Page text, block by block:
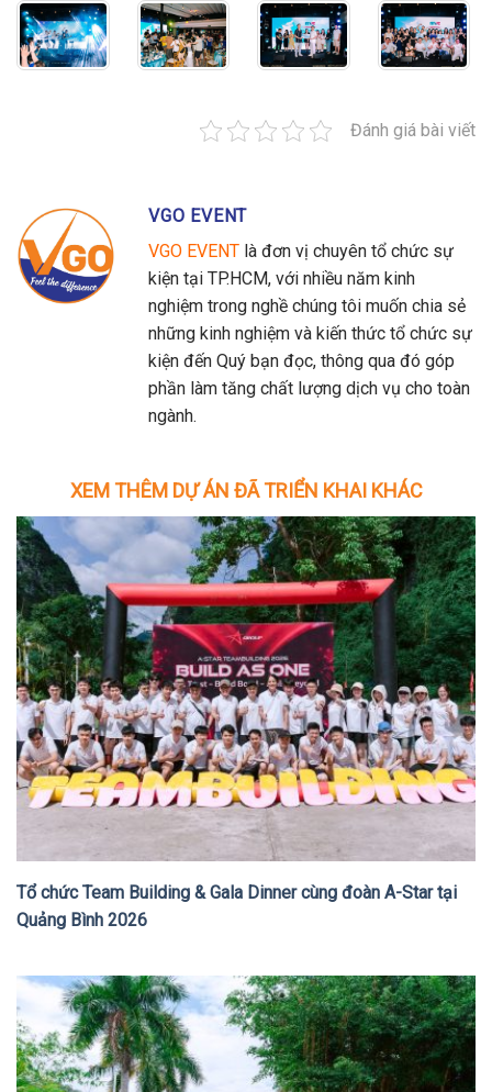
Đánh giá bài viết
VGO EVENT
VGO EVENT là đơn vị chuyên tổ chức sự
kiện tại TP.HCM, với nhiều năm kinh
nghiệm trong nghề chúng tôi muốn chia sẻ
những kinh nghiệm và kiến thức tổ chức sự
kiện đến Quý bạn đọc, thông qua đó góp
phần làm tăng chất lượng dịch vụ cho toàn
ngành.
XEM THÊM DỰ ÁN ĐÃ TRIỂN KHAI KHÁC
Tổ chức Team Building & Gala Dinner cùng đoàn A-Star tại
Quảng Bình 2026